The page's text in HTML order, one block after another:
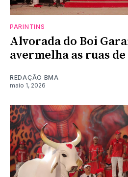
PARINTINS
Alvorada do Boi
avermelha as ruas
REDAÇÃO BMA
maio 1, 2026